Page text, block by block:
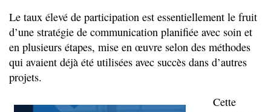
Le taux élevé de participation est essentiellement le fruit
d’une stratégie de communication planifiée avec soin et
en plusieurs étapes, mise en œuvre selon des méthodes
qui avaient déjà été utilisées avec succès dans d’autres
projets.
Cette